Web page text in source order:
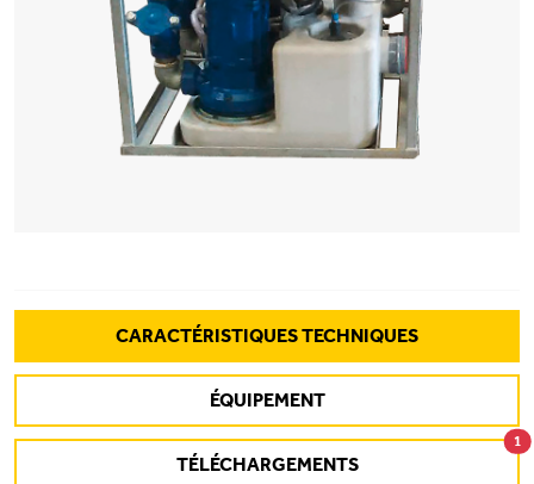
CARACTÉRISTIQUES TECHNIQUES
ÉQUIPEMENT
TÉLÉCHARGEMENTS
1